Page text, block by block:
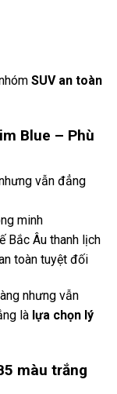
SUV an toàn
Blue – Phù
vẫn đẳng
minh
Bắc Âu thanh lịch
toàn tuyệt đối
nhưng vẫn
là lựa chọn lý
màu trắng